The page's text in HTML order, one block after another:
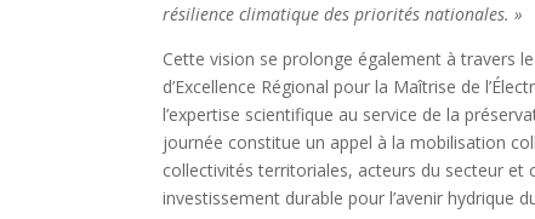
résilience climatique des priorités nationales. »
Cette vision se prolonge également à travers
d’Excellence Régional pour la Maîtrise de
l’expertise scientifique au service de la
journée constitue un appel à la mobilisation
collectivités territoriales, acteurs du secteur
investissement durable pour l’avenir hydrique